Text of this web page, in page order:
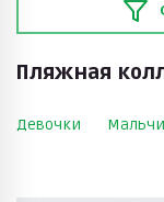
Пляжная
Девочки